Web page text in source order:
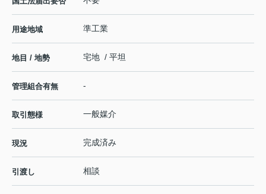
用途地域 準工業
地目 / 地勢 宅地 / 平坦
管理組合有無 -
取引態様 一般媒介
現況 完成済み
引渡し 相談